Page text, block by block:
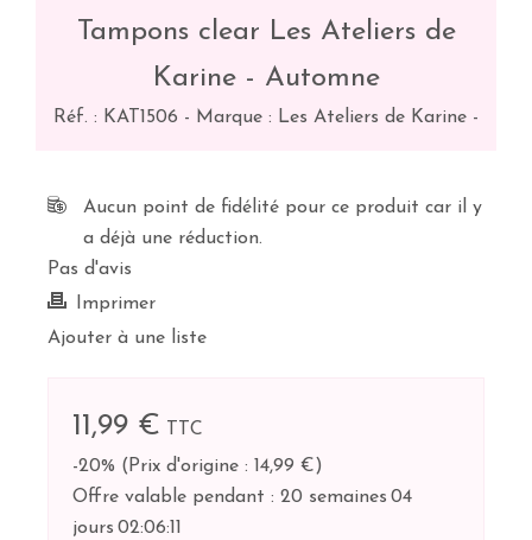
Tampons clear Les Ateliers de
Karine - Automne
Réf. : KAT1506 - Marque : Les Ateliers de Karine -
Aucun point de fidélité pour ce produit car il y
a déjà une réduction.
Pas d'avis
Imprimer
Ajouter à une liste
11,99 €
TTC
-20% ( Prix d'origine : 14,99 €)
Offre valable pendant : 20 semaines 04
jours 02:06:11